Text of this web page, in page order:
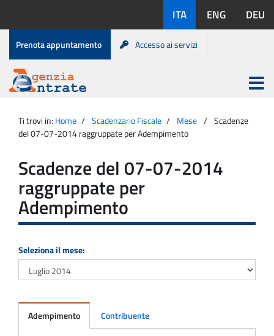
contenuto
disponibili:
ITA ENG DEU
Menu
di
servizio
Prenota appuntamento Accesso ai servizi
Agenzia
Entrate
Apri
menu
principale
Ti trovi in: Home Scadenzario Fiscale Mese
Scadenze
del 07-07-2014 raggruppate per Adempimento
Scadenze del 07-07-2014
raggruppate per
Adempimento
Seleziona il mese:
Adempimento Contribuente